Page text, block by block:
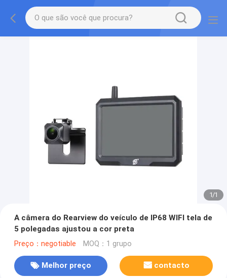
1/1
A câmera do Rearview do veículo de IP68 WIFI tela de
5 polegadas ajustou a cor preta
Preço：negotiable MOQ：1 grupo
Melhor preço contacto